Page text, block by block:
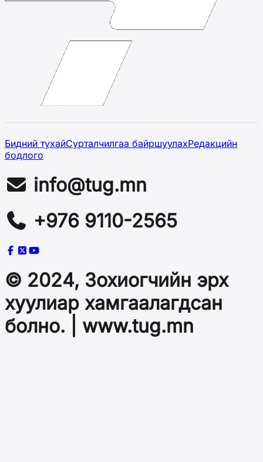
Бидний тухайСурталчилгаа байршуулахРедакцийн
бодлого
info@tug.mn
+976 9110-2565
© 2024, Зохиогчийн эрх
хуулиар хамгаалагдсан
болно. | www.tug.mn